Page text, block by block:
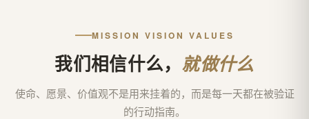
MISSION VISION VALUES
我们相信什么， 就做什么
使命、愿景、价值观不是用来挂着的，而是每一天都在被验证
的行动指南。